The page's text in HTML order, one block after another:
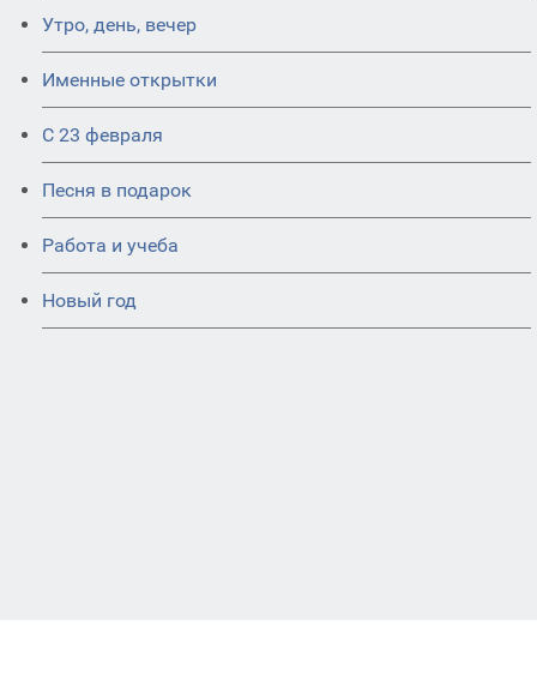
Утро, день, вечер
Именные открытки
С 23 февраля
Песня в подарок
Работа и учеба
Новый год